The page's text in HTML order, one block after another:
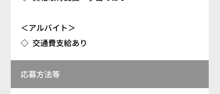
＜アルバイト＞
◇ 交通費支給あり
応募方法等